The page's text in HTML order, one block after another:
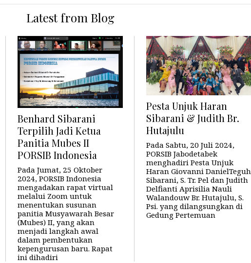
Latest from Blog
Benhard Sibarani
Terpilih Jadi Ketua
Panitia Mubes II
PORSIB Indonesia
Pada Jumat, 25 Oktober
2024, PORSIB Indonesia
mengadakan rapat virtual
melalui Zoom untuk
menentukan susunan
panitia Musyawarah Besar
(Mubes) II, yang akan
menjadi langkah awal
dalam pembentukan
kepengurusan baru. Rapat
ini dihadiri
Pesta Unjuk Haran
Sibarani & Judith Br.
Hutajulu
Pada Sabtu, 20 Juli 2024,
PORSIB Jabodetabek
menghadiri Pesta Unjuk
Haran Giovanni DanielTeguh
Sibarani, S. Tr. Pel dan Judith
Delfianti Aprisilia Nauli
Walandouw Br. Hutajulu, S.
Psi. yang dilangsungkan di
Gedung Pertemuan